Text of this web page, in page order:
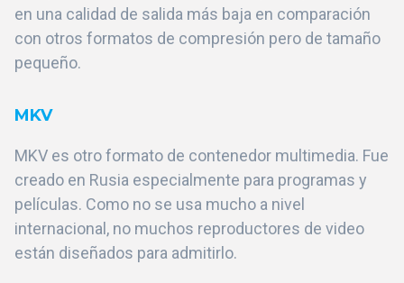
en una calidad de salida más baja en comparación
con otros formatos de compresión pero de tamaño
pequeño.
MKV
MKV es otro formato de contenedor multimedia. Fue
creado en Rusia especialmente para programas y
películas. Como no se usa mucho a nivel
internacional, no muchos reproductores de video
están diseñados para admitirlo.